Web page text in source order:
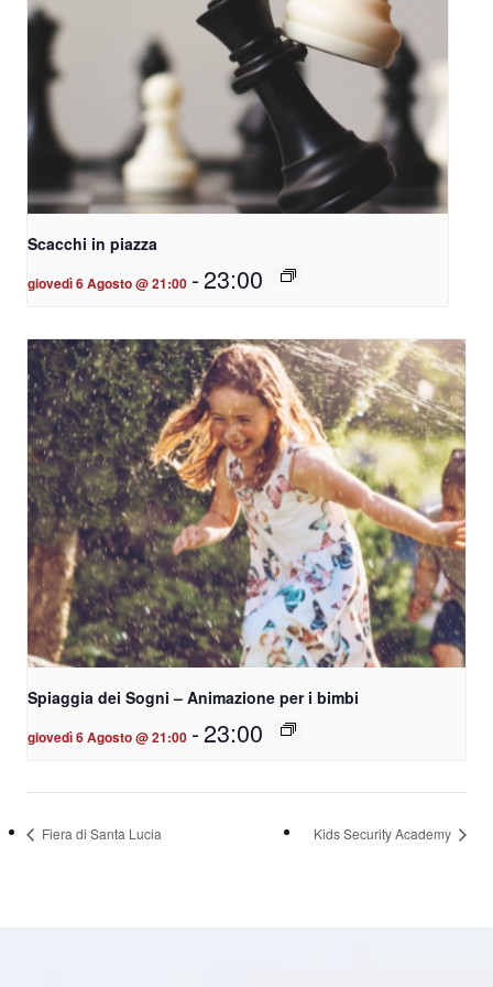
Scacchi in piazza
giovedì 6 Agosto @ 21:00 -23:00
Spiaggia dei Sogni – Animazione per i bimbi
giovedì 6 Agosto @ 21:00 -23:00
Fiera di Santa Lucia Kids Security Academy